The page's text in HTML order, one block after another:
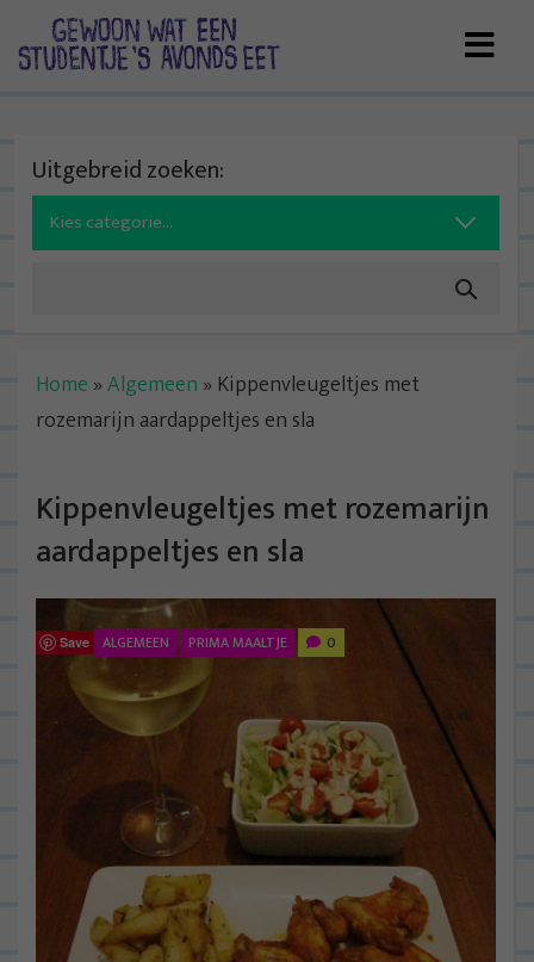
Uitgebreid zoeken:
Search
for:
Home »Algemeen » Kippenvleugeltjes met
rozemarijn aardappeltjes en sla
Kippenvleugeltjes met rozemarijn
aardappeltjes en sla
Save ALGEMEEN PRIMA MAALTJE 0